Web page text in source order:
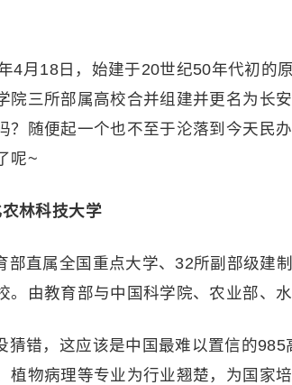
4月18日，始建于20世纪50年代初的
院三所部属高校合并组建并更名为长
？随便起一个也不至于沦落到今天民
呢~
林科技大学
部直属全国重点大学、32所副部级建
。由教育部与中国科学院、农业部、
猜错，这应该是中国最难以置信的
植物病理等专业为行业翘楚，为国家